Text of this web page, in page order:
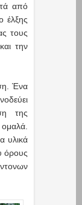
από
έλξης
τους
την
Ένα
της
υλικά
όρους